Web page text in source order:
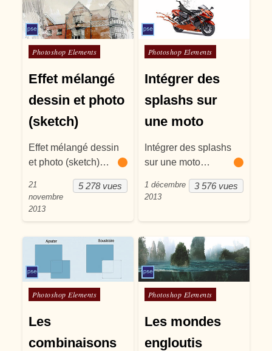
Posté dans
Photoshop Elements
Effet mélangé
dessin et photo
(sketch)
Effet mélangé dessin
et photo (sketch)…
5 278 vues
21
novembre
2013
Posté dans
Photoshop Elements
Intégrer des
splashs sur
une moto
Intégrer des splashs
sur une moto…
3 576 vues
1 décembre
2013
Posté dans
Photoshop Elements
Les
combinaisons
Posté dans
Photoshop Elements
Les mondes
engloutis